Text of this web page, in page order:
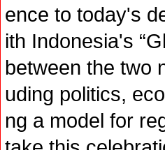
ence to today's
ith Indonesia's
between the two
uding politics,
ng a model for